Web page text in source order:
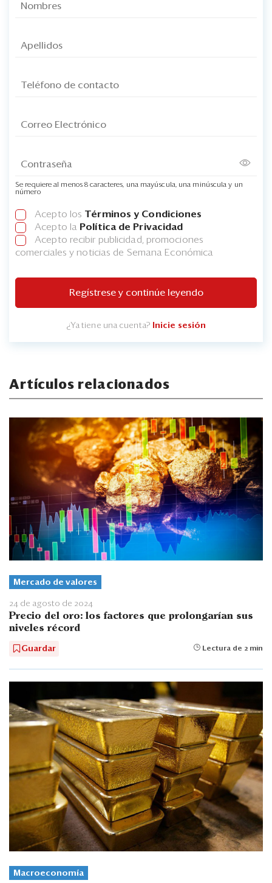
Se requiere al menos 8 caracteres, una mayúscula, una minúscula y un
número
Acepto los Términos y Condiciones
Acepto la Política de Privacidad
Acepto recibir publicidad, promociones
comerciales y noticias de Semana Económica
Regístrese y continúe leyendo
¿Ya tiene una cuenta? Inicie sesión
Artículos relacionados
Mercado de valores
24 de agosto de 2024
Precio del oro: los factores que prolongarían sus
niveles récord
Guardar Lectura de 2 min
Macroeconomía